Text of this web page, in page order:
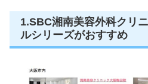
1.SBC湘南美容外科クリ
ルシリーズがおすすめ